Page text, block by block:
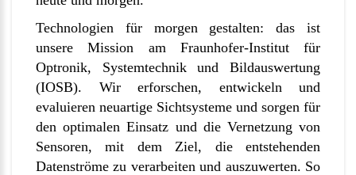
Technologien für morgen gestalten: das ist
unsere Mission am Fraunhofer-Institut für
Optronik, Systemtechnik und Bildauswertung
(IOSB). Wir erforschen, entwickeln und
evaluieren neuartige Sichtsysteme und sorgen für
den optimalen Einsatz und die Vernetzung von
Sensoren, mit dem Ziel, die entstehenden
Datenströme zu verarbeiten und auszuwerten. So